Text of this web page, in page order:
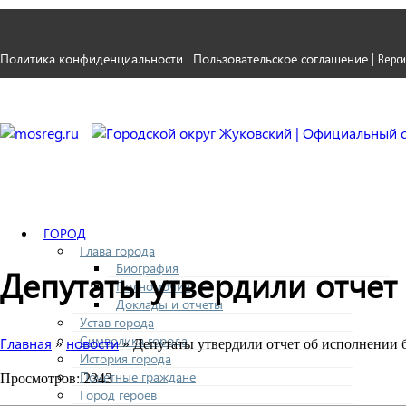
Политика конфиденциальности | Пользовательское соглашение |
ГОРОД
Глава города
Биография
Полномочия
Доклады и отчеты
Устав города
Символика города
История города
Почетные граждане
Город героев
Депутаты утвердили
Главная » новости» Депутаты утвердили отчет об исполнении
Просмотров: 2343